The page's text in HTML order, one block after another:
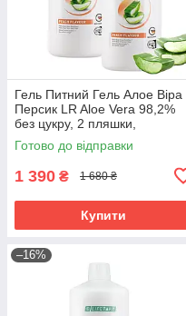
Гель Питний Гель Алое Віра
Персик LR Aloe Vera 98,2%
без цукру, 2 пляшки,
комплект Німеччина
Готово до відправки
1 390 ₴ 1 680 ₴
Купити
–16%